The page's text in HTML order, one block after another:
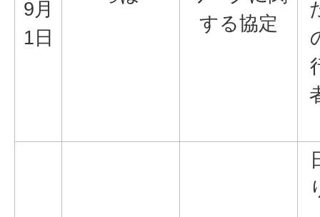
9月
1日
する協定